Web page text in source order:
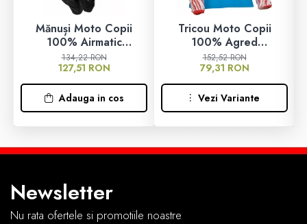
Manusi
Tricouri
Pantaloni
Set Complet
Mănuși Moto Copii
100% Airmatic
Charcoal/Negru
134,22 RON
127,51 RON
Adauga in cos
Tricou Moto Copii
100% Agred
Roșu/Alb/Albastru
152,52 RON
79,31 RON
Vezi Variante
Newsletter
Nu rata ofertele si promotiile noastre